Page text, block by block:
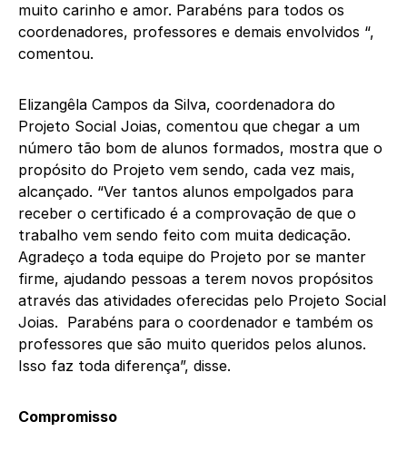
muito carinho e amor. Parabéns para todos os
coordenadores, professores e demais envolvidos “,
comentou.
Elizangêla Campos da Silva, coordenadora do
Projeto Social Joias, comentou que chegar a um
número tão bom de alunos formados, mostra que o
propósito do Projeto vem sendo, cada vez mais,
alcançado. “Ver tantos alunos empolgados para
receber o certificado é a comprovação de que o
trabalho vem sendo feito com muita dedicação.
Agradeço a toda equipe do Projeto por se manter
firme, ajudando pessoas a terem novos propósitos
através das atividades oferecidas pelo Projeto Social
Joias. Parabéns para o coordenador e também os
professores que são muito queridos pelos alunos.
Isso faz toda diferença”, disse.
Compromisso